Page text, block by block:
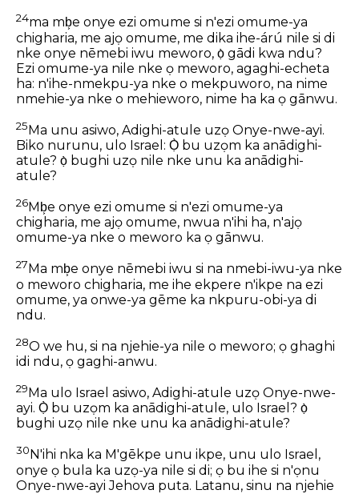
24ma mb͕e onye ezi omume si n'ezi omume-ya
chigharia, me ajọ omume, me dika ihe-árú nile si di
nke onye nēmebi iwu meworo, ọ̀ gādi kwa ndu?
Ezi omume-ya nile nke ọ meworo, agaghi-echeta
ha: n'ihe-nmekpu-ya nke o mekpuworo, na nime
nmehie-ya nke o mehieworo, nime ha ka ọ gānwu.
25Ma unu asiwo, Adighi-atule uzọ Onye-nwe-ayi.
Biko nurunu, ulo Israel: Ọ̀ bu uzọm ka anādighi-
atule? ọ̀ bughi uzọ nile nke unu ka anādighi-
atule?
26Mb͕e onye ezi omume si n'ezi omume-ya
chigharia, me ajọ omume, nwua n'ihi ha, n'ajọ
omume-ya nke o meworo ka ọ gānwu.
27 Ma mb͕e onye nēmebi iwu si na nmebi-iwu-ya nke
o meworo chigharia, me ihe ekpere n'ikpe na ezi
omume, ya onwe-ya gēme ka nkpuru-obi-ya di
ndu.
28O we hu, si na njehie-ya nile o meworo; ọ ghaghi
idi ndu, ọ gaghi-anwu.
29 Ma ulo Israel asiwo, Adighi-atule uzọ Onye-nwe-
ayi. Ọ̀ bu uzọm ka anādighi-atule, ulo Israel? ọ̀
bughi uzọ nile nke unu ka anādighi-atule?
30 N'ihi nka ka M'gēkpe unu ikpe, unu ulo Israel,
onye ọ bula ka uzọ-ya nile si di; ọ bu ihe si n'ọnu
Onye-nwe-ayi Jehova puta. Latanu, sinu na njehie